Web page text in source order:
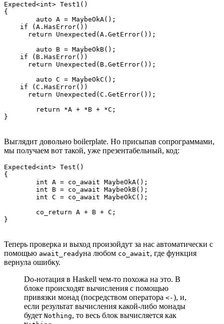
Expected<int> Test1()
{
    if (A.HasError())
      return Unexpected(A.GetError());
    if (B.HasError())
      return Unexpected(B.GetError());
    if (C.HasError())
      return Unexpected(C.GetError());
}
Выглядит довольно boilerplate. Но присыпав сопрограммами,
мы получаем вот такой, уже презентабельный, код:
Expected<int> Test()
{
}
Теперь проверка и выход произойдут за нас автоматически с
помощью await_readyна любом co_await, где функция
вернула ошибку.
Do-нотация в Haskell чем-то похожа на это. В
блоке происходят вычисления с помощью
привязки монад (посредством оператора <-), и,
если результат вычисления какой-либо монады
будет Nothing, то весь блок вычисляется как